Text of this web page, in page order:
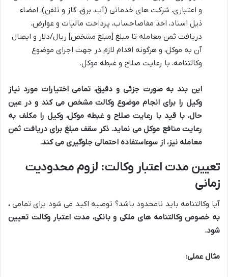
و اعتباری، شرکت های خدماتی (آب، برق، گاز و تلفن)، امضاء
ذیل اسناد، اخذ مفاصاحساب، پرداخت مالیات و عوارض،
دریافت ثمن معامله تا مبلغ [مبلغ مشخص] ریال/دلار و ایصال
آن به موکل، و هرگونه اقدام لازم در جهت اجرای موضوع
وکالتنامه، با رعایت صلاح و غبطه موکل.
این بند به صورت جزئی و دقیق، تمامی اختیارات مورد نیاز
وکیل را برای انجام موضوع وکالت مشخص می کند و در عین
حال، با قید با رعایت صلاح و غبطه موکل، وکیل را مکلف به
رعایت منافع موکل می نماید. ذکر سقف مبلغ برای دریافت ثمن
معامله نیز، از سوءاستفاده احتمالی جلوگیری می کند.
تعیین مدت اعتبار وکالت: لزوم محدودیت
زمانی
آیا وکالتنامه باید نامحدود باشد؟ توصیه اکید می شود برای تمامی ،
به خصوص وکالتنامه های ملکی و بانکی، مدت اعتبار وکالت تعیین
شود.
مثال عملی: